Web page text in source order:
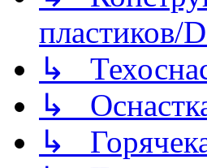
пластиков/
↳
↳
↳